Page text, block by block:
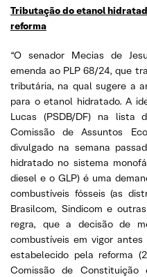
Tributação do etanol
reforma
“O senador Mecias de
emenda ao PLP 68/24, que
tributária, na qual sugere a
para o etanol hidratado. A
Lucas (PSDB/DF) na lista
Comissão de Assuntos
divulgado na semana
hidratado no sistema
diesel e o GLP) é uma
combustíveis fósseis (as
Brasilcom, Sindicom e
regra, que a decisão de
combustíveis em vigor
estabelecido pela reforma
Comissão de Constituição